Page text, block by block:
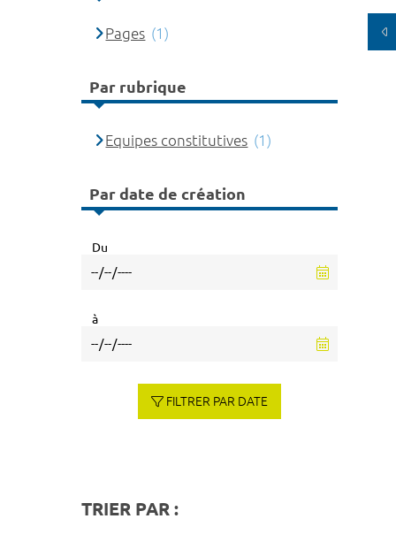
Pages (1)
Par rubrique
Equipes constitutives (1)
Par date de création
Du
à
FILTRER PAR DATE
TRIER PAR :